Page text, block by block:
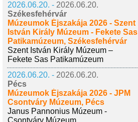
2026.06.20. - 2026.06.20.
Székesfehérvár
Múzeumok Éjszakája 2026 - Szent
István Király Múzeum - Fekete Sas
Patikamúzeum, Székesfehérvár
Szent István Király Múzeum –
Fekete Sas Patikamúzeum
2026.06.20. - 2026.06.20.
Pécs
Múzeumok Éjszakája 2026 - JPM
Csontváry Múzeum, Pécs
Janus Pannonius Múzeum -
Csontváry Múzeum